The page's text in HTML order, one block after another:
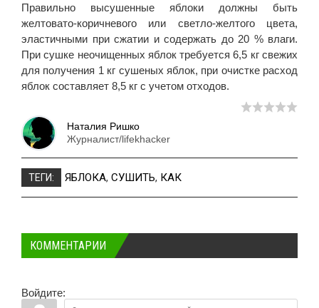
Правильно высушенные яблоки должны быть
желтовато-коричневого или светло-желтого цвета,
эластичными при сжатии и содержать до 20 % влаги.
При сушке неочищенных яблок требуется 6,5 кг свежих
для получения 1 кг сушеных яблок, при очистке расход
яблок составляет 8,5 кг с учетом отходов.
Наталия Ришко
Журналист/lifekhacker
ТЕГИ: ЯБЛОКА, СУШИТЬ, КАК
КОММЕНТАРИИ
Войдите: